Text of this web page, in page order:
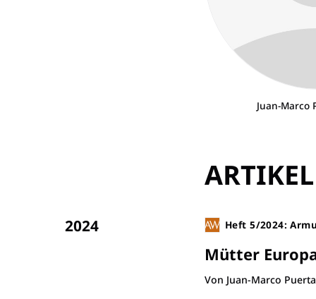
Juan-Marco
ARTIKEL
2024 Heft 5/2024:
Mütter
Von Juan-Marco